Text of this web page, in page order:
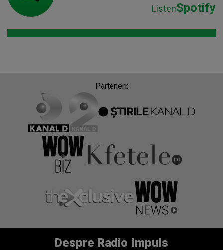
ListenSpotify
Parteneri:
Despre Radio Impuls